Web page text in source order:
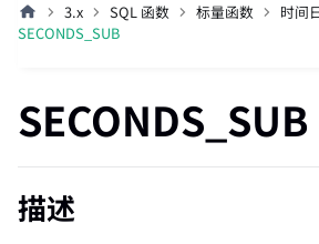
3.x SQL 函数 标量函数
时间
SECONDS_SUB
SECONDS_SUB
描述